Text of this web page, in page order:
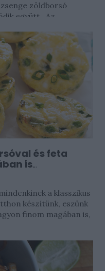
zöldborsó
együtt. Az...
és feta
is
a klasszikus
készítünk, eszünk
finom magában is,